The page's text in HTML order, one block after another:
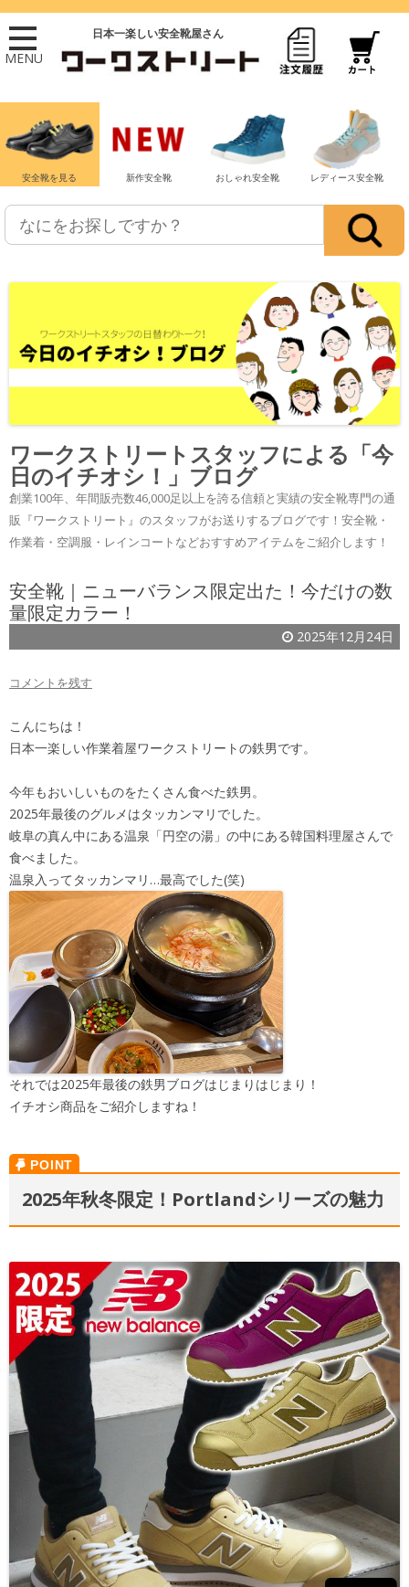
MENU
日本一楽しい安全靴屋さん
安全靴を見る 新作安全靴 おしゃれ安全靴 レディース安全靴
ワークストリートスタッフによる「今
日のイチオシ！」ブログ
創業100年、年間販売数46,000足以上を誇る信頼と実績の安全靴専門の通
販『ワークストリート』のスタッフがお送りするブログです！安全靴・
作業着・空調服・レインコートなどおすすめアイテムをご紹介します！
安全靴｜ニューバランス限定出た！今だけの数
量限定カラー！
2025年12月24日
コメントを残す
こんにちは！
日本一楽しい作業着屋ワークストリートの鉄男です。
今年もおいしいものをたくさん食べた鉄男。
2025年最後のグルメはタッカンマリでした。
岐阜の真ん中にある温泉「円空の湯」の中にある韓国料理屋さんで
食べました。
温泉入ってタッカンマリ…最高でした(笑)
それでは2025年最後の鉄男ブログはじまりはじまり！
イチオシ商品をご紹介しますね！
2025年秋冬限定！Portlandシリーズの魅力